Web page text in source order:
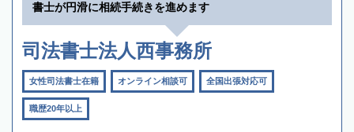
書士が円滑に相続手続きを進めます
司法書士法人西事務所
女性司法書士在籍 オンライン相談可 全国出張対応可
職歴20年以上